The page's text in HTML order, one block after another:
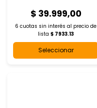
$ 39.999,00
6 cuotas sin interés al precio de
lista$ 7933.13
Seleccionar